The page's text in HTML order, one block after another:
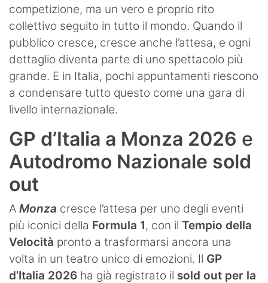
competizione, ma un vero e proprio rito
collettivo seguito in tutto il mondo. Quando il
pubblico cresce, cresce anche l’attesa, e ogni
dettaglio diventa parte di uno spettacolo più
grande. E in Italia, pochi appuntamenti riescono
a condensare tutto questo come una gara di
livello internazionale.
GP d’Italia a Monza 2026 e
Autodromo Nazionale sold
out
A Monza cresce l’attesa per uno degli eventi
più iconici della Formula 1, con il Tempio della
Velocità pronto a trasformarsi ancora una
volta in un teatro unico di emozioni. Il GP
d’Italia 2026 ha già registrato il sold out per la